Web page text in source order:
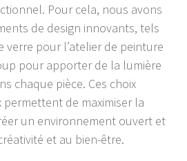
Pour cela, nous avons
de design innovants, tels
verre pour l’atelier de peinture
pour apporter de la lumière
chaque pièce. Ces choix
de maximiser la
un environnement ouvert et
et au bien-être.